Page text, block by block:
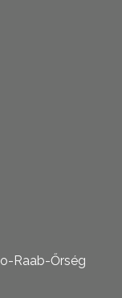
Raab-Őrség